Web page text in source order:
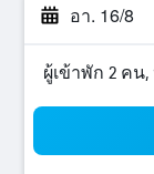
อา. 16/8
ผู้เข้าพัก 2 คน